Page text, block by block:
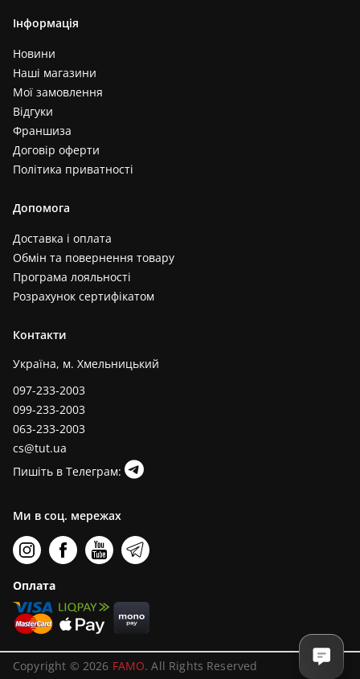
Інформація
Новини
Наші магазини
Мої замовлення
Відгуки
Франшиза
Договір оферти
Політика приватності
Допомога
Доставка і оплата
Обмін та повернення товару
Програма лояльності
Розрахунок сертифікатом
Контакти
Україна, м. Хмельницький
097-233-2003
099-233-2003
063-233-2003
cs@tut.ua
Пишіть в Телеграм:
Ми в соц. мережах
Оплата
Copyright © 2026 FAMO. All Rights Reserved